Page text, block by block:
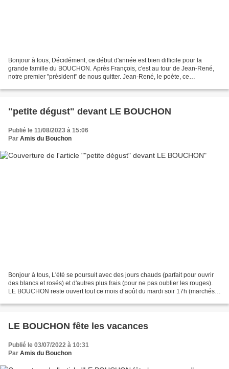
Bonjour à tous, Décidément, ce début d'année est bien difficile pour la
grande famille du BOUCHON. Après François, c'est au tour de Jean-René,
notre premier "président" de nous quitter. Jean-René, le poète, ce
"petite dégust" devant LE BOUCHON
Publié le 11/08/2023 à 15:06
Par Amis du Bouchon
Bonjour à tous, L'été se poursuit avec des jours chauds (parfait pour ouvrir
des blancs et rosés) et d'autres plus frais (pour ne pas oublier les rouges).
LE BOUCHON reste ouvert tout ce mois d’août du mardi soir 17h (marchés
LE BOUCHON fête les vacances
Publié le 03/07/2022 à 10:31
Par Amis du Bouchon